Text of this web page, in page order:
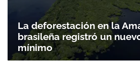
La deforestación en la
brasileña registró un
mínimo